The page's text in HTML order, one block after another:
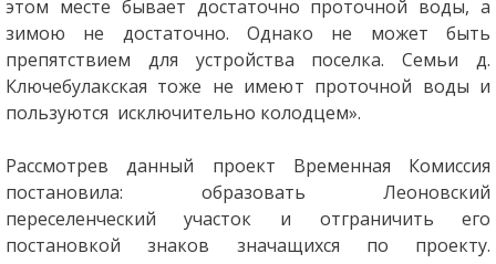
этом месте бывает достаточно проточной воды, а
зимою не достаточно. Однако не может быть
препятствием для устройства поселка. Семьи д.
Ключебулакская тоже не имеют проточной воды и
пользуются исключительно колодцем».
Рассмотрев данный проект Временная Комиссия
постановила: образовать Леоновский
переселенческий участок и отграничить его
постановкой знаков значащихся по проекту.